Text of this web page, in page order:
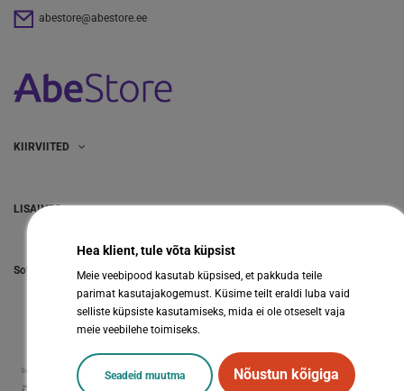
abestore@abestore.ee
KIIRVIITED
LISAINFO
Hea klient, tule võta küpsist
Meie veebipood kasutab küpsised, et pakkuda teile
parimat kasutajakogemust. Küsime teilt eraldi luba vaid
selliste küpsiste kasutamiseks, mida ei ole otseselt vaja
meie veebilehe toimiseks.
Seadeid muutma Nõustun kõigiga
Sotsiaalmeedia